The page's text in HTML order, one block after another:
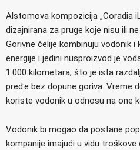
Alstomova kompozicija „Coradia
dizajnirana za pruge koje nisu ili
Gorivne ćelije kombinuju vodonik i
energije i jedini nusproizvod je
1.000 kilometara, što je ista
pređe bez dopune goriva. Vreme
koriste vodonik u odnosu na one
Vodonik bi mogao da postane
kompanije imajući u vidu